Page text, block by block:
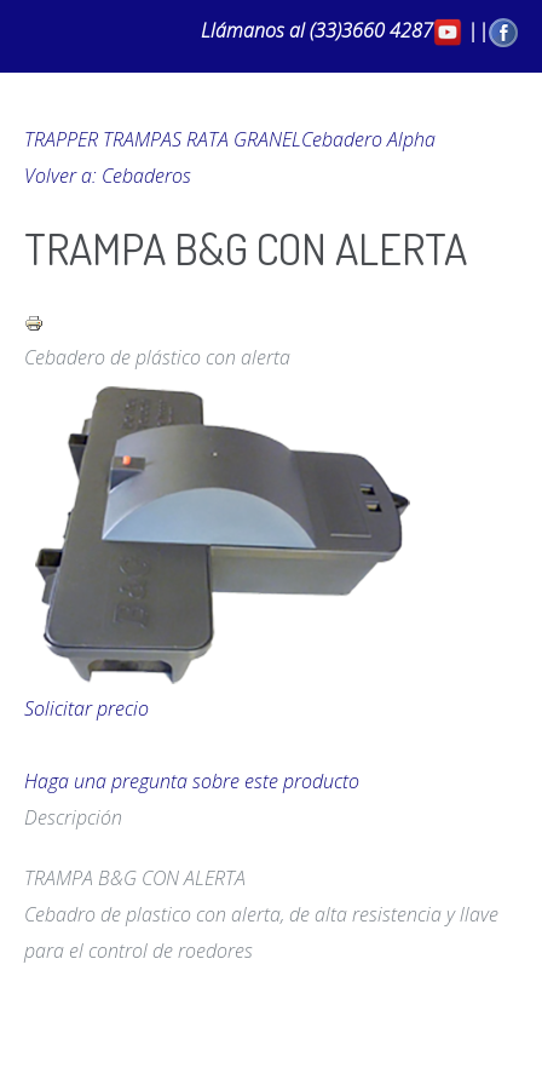
Llámanos al(33)3660 4287 ||
TRAPPER TRAMPAS RATA GRANELCebadero Alpha
Volver a: Cebaderos
TRAMPA B&G CON ALERTA
Cebadero de plástico con alerta
Solicitar precio
Haga una pregunta sobre este producto
Descripción
TRAMPA B&G CON ALERTA
Cebadro de plastico con alerta, de alta resistencia y llave
para el control de roedores